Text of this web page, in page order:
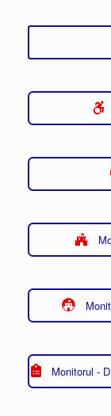
Monitorul -